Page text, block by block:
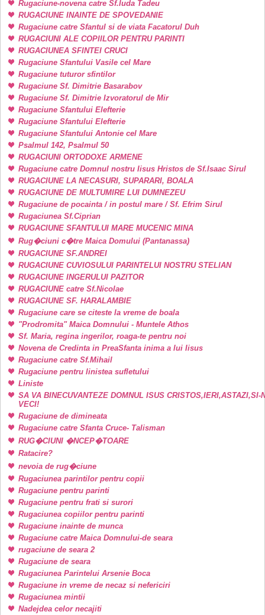
Rugaciune-novena catre Sf.Iuda Tadeu
RUGACIUNE INAINTE DE SPOVEDANIE
Rugaciune catre Sfantul si de viata Facatorul Duh
RUGACIUNI ALE COPIILOR PENTRU PARINTI
RUGACIUNEA SFINTEI CRUCI
Rugaciune Sfantului Vasile cel Mare
Rugaciune tuturor sfintilor
Rugaciune Sf. Dimitrie Basarabov
Rugaciune Sf. Dimitrie Izvoratorul de Mir
Rugaciune Sfantului Elefterie
Rugaciune Sfantului Elefterie
Rugaciune Sfantului Antonie cel Mare
Psalmul 142, Psalmul 50
RUGACIUNI ORTODOXE ARMENE
Rugaciune catre Domnul nostru Iisus Hristos de Sf.Isaac Sirul
RUGACIUNE LA NECASURI, SUPARARI, BOALA
RUGACIUNE DE MULTUMIRE LUI DUMNEZEU
Rugaciune de pocainta / in postul mare / Sf. Efrim Sirul
Rugaciunea Sf.Ciprian
RUGACIUNE SFANTULUI MARE MUCENIC MINA
Rug�ciuni c�tre Maica Domului (Pantanassa)
RUGACIUNE SF.ANDREI
RUGACIUNE CUVIOSULUI PARINTELUI NOSTRU STELIAN
RUGACIUNE INGERULUI PAZITOR
RUGACIUNE catre Sf.Nicolae
RUGACIUNE SF. HARALAMBIE
Rugaciune care se citeste la vreme de boala
"Prodromita" Maica Domnului - Muntele Athos
Sf. Maria, regina ingerilor, roaga-te pentru noi
Novena de Credinta in PreaSfanta inima a lui Iisus
Rugaciune catre Sf.Mihail
Rugaciune pentru linistea sufletului
Liniste
SA VA BINECUVANTEZE DOMNUL ISUS CRISTOS,IERI,ASTAZI,SI-
VECI!
Rugaciune de dimineata
Rugaciune catre Sfanta Cruce- Talisman
RUG�CIUNI �NCEP�TOARE
Ratacire?
nevoia de rug�ciune
Rugaciunea parintilor pentru copii
Rugaciune pentru parinti
Rugaciune pentru frati si surori
Rugaciunea copiilor pentru parinti
Rugaciune inainte de munca
Rugaciune catre Maica Domnului-de seara
rugaciune de seara 2
Rugaciune de seara
Rugaciunea Parintelui Arsenie Boca
Rugaciune in vreme de necaz si nefericiri
Rugaciunea mintii
Nadejdea celor necajiti